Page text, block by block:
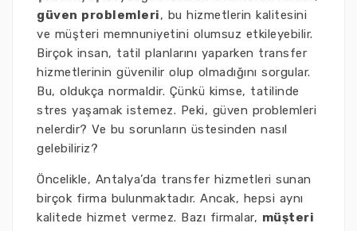
güven problemleri, bu hizmetlerin kalitesini
ve müşteri memnuniyetini olumsuz etkileyebilir.
Birçok insan, tatil planlarını yaparken transfer
hizmetlerinin güvenilir olup olmadığını sorgular.
Bu, oldukça normaldir. Çünkü kimse, tatilinde
stres yaşamak istemez. Peki, güven problemleri
nelerdir? Ve bu sorunların üstesinden nasıl
gelebiliriz?
Öncelikle, Antalya’da transfer hizmetleri sunan
birçok firma bulunmaktadır. Ancak, hepsi aynı
kalitede hizmet vermez. Bazı firmalar, müşteri